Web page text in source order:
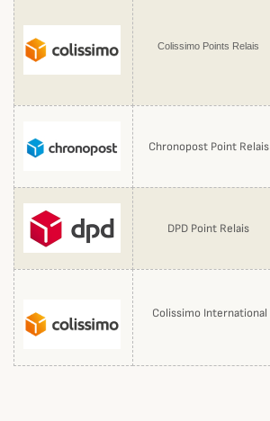
Colissimo Points Relais
Chronopost Point Relais
DPD Point Relais
Colissimo International